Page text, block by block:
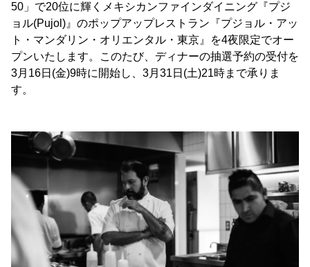
50」で20位に輝くメキシカンファインダイニング『プジ
ョル(Pujol)』のポップアップレストラン『プジョル・アッ
ト・マンダリン・オリエンタル・東京』を4夜限定でオー
プンいたします。このたび、ディナーの抽選予約の受付を
3月16日(金)9時に開始し、3月31日(土)21時まで承りま
す。